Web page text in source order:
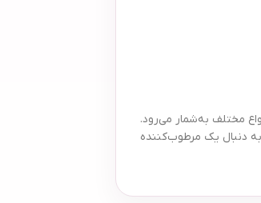
پوست انواع مختلف به‌شمار می‌رود.
دنبال یک مرطوب‌کننده